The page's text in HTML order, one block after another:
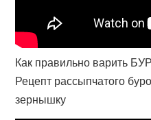
Как правильно варить
Рецепт рассыпчатого
зернышку